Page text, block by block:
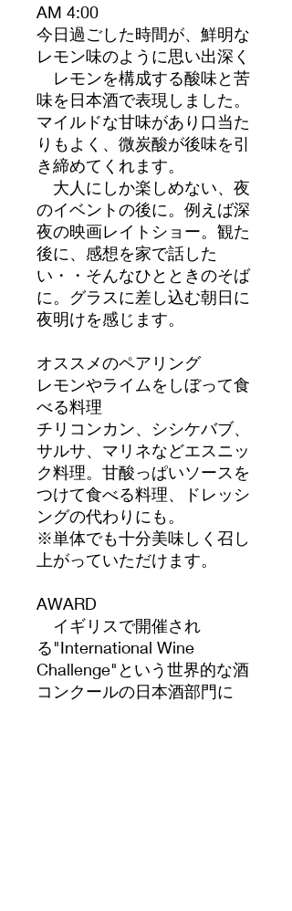
AM 4:00
今日過ごした時間が、鮮明な
レモン味のように思い出深く
レモンを構成する酸味と苦
味を日本酒で表現しました。
マイルドな甘味があり口当た
りもよく、微炭酸が後味を引
き締めてくれます。
大人にしか楽しめない、夜
のイベントの後に。例えば深
夜の映画レイトショー。観た
後に、感想を家で話した
い・・そんなひとときのそば
に。グラスに差し込む朝日に
夜明けを感じます。
オススメのペアリング
レモンやライムをしぼって食
べる料理
チリコンカン、シシケバブ、
サルサ、マリネなどエスニッ
ク料理。甘酸っぱいソースを
つけて食べる料理、ドレッシ
ングの代わりにも。
※単体でも十分美味しく召し
上がっていただけます。
AWARD
イギリスで開催され
る"International Wine
Challenge"という世界的な酒
コンクールの日本酒部門に